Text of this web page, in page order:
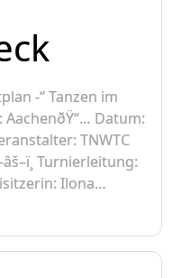
-“ Tanzen im
AachenðŸ“… Datum:
TNWTC
Turnierleitung:
Ilona…